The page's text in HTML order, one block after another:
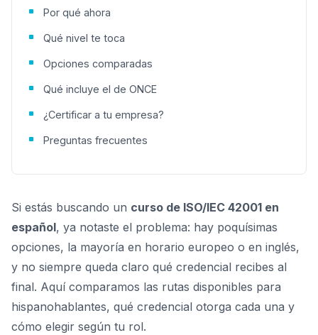
Si estás buscando un curso de ISO/IEC 42001 en
español, ya notaste el problema: hay poquísimas
opciones, la mayoría en horario europeo o en inglés,
y no siempre queda claro qué credencial recibes al
final. Aquí comparamos las rutas disponibles para
hispanohablantes, qué credencial otorga cada una y
cómo elegir según tu rol.
Por qué ahora
Qué nivel te toca
Opciones comparadas
Qué incluye el de ONCE
¿Certificar a tu empresa?
Preguntas frecuentes